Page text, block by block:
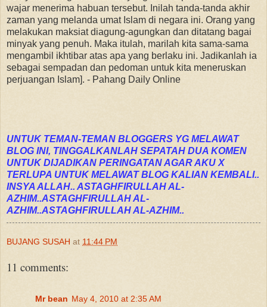
wajar menerima habuan tersebut. Inilah tanda-tanda akhir
zaman yang melanda umat Islam di negara ini. Orang yang
melakukan maksiat diagung-agungkan dan ditatang bagai
minyak yang penuh. Maka itulah, marilah kita sama-sama
mengambil ikhtibar atas apa yang berlaku ini. Jadikanlah ia
sebagai sempadan dan pedoman untuk kita meneruskan
perjuangan Islam]. - Pahang Daily Online
UNTUK TEMAN-TEMAN BLOGGERS YG MELAWAT
BLOG INI, TINGGALKANLAH SEPATAH DUA KOMEN
UNTUK DIJADIKAN PERINGATAN AGAR AKU X
TERLUPA UNTUK MELAWAT BLOG KALIAN KEMBALI..
INSYA ALLAH.. ASTAGHFIRULLAH AL-
AZHIM..ASTAGHFIRULLAH AL-
AZHIM..ASTAGHFIRULLAH AL-AZHIM..
BUJANG SUSAH at 11:44 PM
11 comments:
Mr bean May 4, 2010 at 2:35 AM